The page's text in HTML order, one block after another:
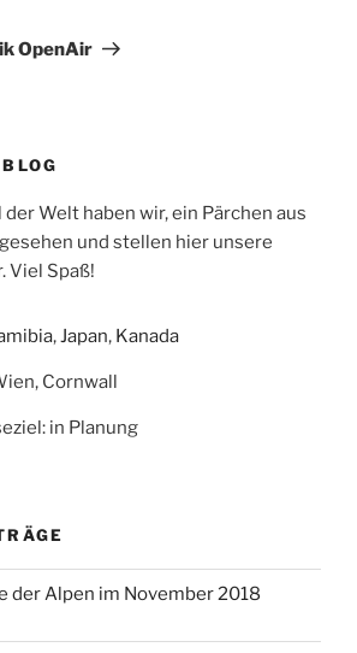
OpenAir
der Welt haben wir, ein Pärchen aus
und stellen hier unsere
Viel Spaß!
,Japan, Kanada
Cornwall
in Planung
der Alpen im November 2018